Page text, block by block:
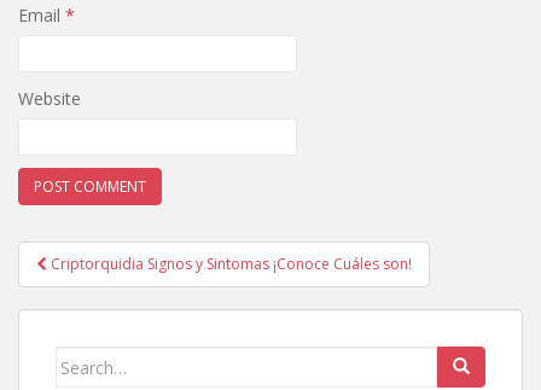
Email *
Website
Post
navigation
Criptorquidia Signos y Sintomas ¡Conoce Cuáles son!
Search